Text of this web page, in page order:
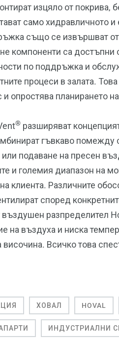
изцяло от покрива,
само хидравличното
също се извършват
компоненти са достъпни
по поддръжка и
процеси в залата.
опростява планирането
® разширяват
гъвкаво помежду
или подаване на пресен
и големия диапазон на
клиента. Различните
според
разпределител
на въздуха и ниска
Всичко това
ХОВАЛ HOVAL
ИНДУСТРИАЛНИ